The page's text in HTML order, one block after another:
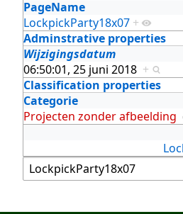
PageName
LockpickParty18x07 +
Adminstrative properties
Wijzigingsdatum
06:50:01, 25 juni 2018 +
Classification properties
Categorie
Projecten zonder afbeelding